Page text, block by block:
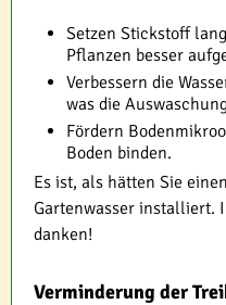
Setzen Stickstoff
Pflanzen besser
Verbessern die
was die
Fördern
Boden binden.
Es ist, als hätten Sie
Gartenwasser installiert.
danken!
Verminderung der